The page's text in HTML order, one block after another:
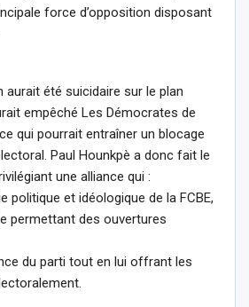
force d’opposition disposant
aurait été suicidaire sur le plan
empêché Les Démocrates de
qui pourrait entraîner un blocage
Paul Hounkpè a donc fait le
une alliance qui :
politique et idéologique de la FCBE,
permettant des ouvertures
du parti tout en lui offrant les